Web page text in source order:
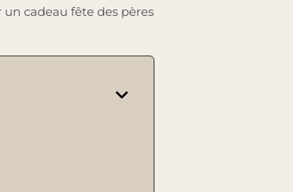
cadeau fête des pères